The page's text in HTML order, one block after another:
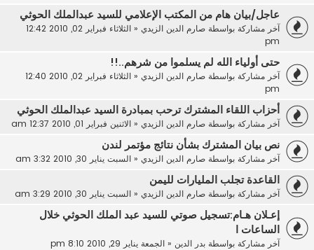
عاجل/بيان هام من المكتب الإعلامي للسيد عبدالملك الحوثي
آخر مشاركة بواسطة صارم الدين الزيدي«
الثلاثاء فبراير 02, 2010 12:42
pm
حتى أولياء الله لم يسلموا من شرهم..!!
آخر مشاركة بواسطة صارم الدين الزيدي«
الثلاثاء فبراير 02, 2010 12:40
pm
أحزاب اللقاء المشترك ترحب بمبادرة السيد عبدالملك الحوثي
آخر مشاركة بواسطة صارم الدين الزيدي« الاثنين فبراير 01, 2010 12:37 am
نص بيان المشترك بشأن نتائج مؤتمر لندن
آخر مشاركة بواسطة صارم الدين الزيدي« السبت يناير 30, 2010 3:32 am
القاعدة تجلب المليارات لليمن
آخر مشاركة بواسطة صارم الدين الزيدي« السبت يناير 30, 2010 3:29 am
إعـلان هـام:تسجيل صوتي للسيد عبد الملك الحوثي خلال
الساعات ا
آخر مشاركة بواسطة بدر الدين« الجمعة يناير 29, 2010 8:10 pm